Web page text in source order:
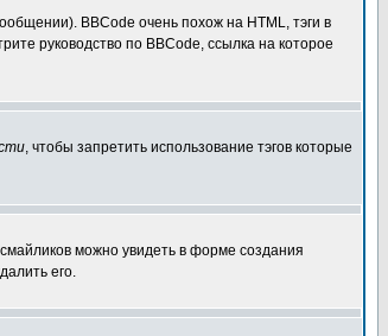
BBCode очень похож на HTML, тэги в
руководство по BBCode, ссылка на которое
, чтобы запретить использование тэгов которые
можно увидеть в форме создания
его.